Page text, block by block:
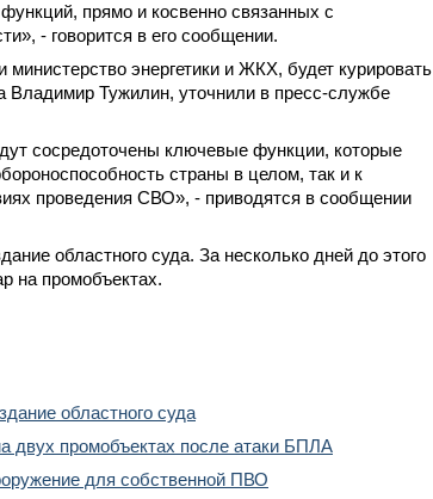
прямо и косвенно связанных с
- говорится в его сообщении.
министерство энергетики и ЖКХ, будет курировать
Владимир Тужилин, уточнили в пресс-службе
сосредоточены ключевые функции, которые
страны в целом, так и к
проведения СВО», - приводятся в сообщении
областного суда. За несколько дней до этого
на промобъектах.
областного суда
двух промобъектах после атаки БПЛА
для собственной ПВО